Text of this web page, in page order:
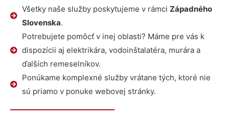
Všetky naše služby poskytujeme v rámci Západného
Slovenska.
Potrebujete pomôcť v inej oblasti? Máme pre vás k
dispozícii aj elektrikára, vodoinštalatéra, murára a
ďalších remeselníkov.
Ponúkame komplexné služby vrátane tých, ktoré nie
sú priamo v ponuke webovej stránky.